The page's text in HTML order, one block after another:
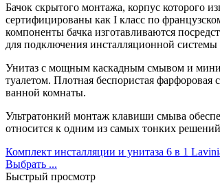
Бачок скрытого монтажа, корпус которого
сертифицированы как I класс по
компоненты бачка изготавливаются
для подключения инсталляционной
Унитаз с мощным каскадным смывом и
туалетом. Плотная беспористая фарфоровая
ванной комнаты.
Ультратонкий монтаж клавиши смыва
относится к одним из самых тонких
Комплект инсталляции и унитаза 6 в 1
Выбрать ...
Быстрый просмотр